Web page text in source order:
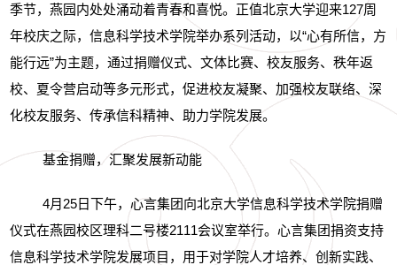
季节，燕园内处处涌动着青春和喜悦。正值北京大学迎来127周
年校庆之际，信息科学技术学院举办系列活动，以“心有所信，方
能行远”为主题，通过捐赠仪式、文体比赛、校友服务、秩年返
校、夏令营启动等多元形式，促进校友凝聚、加强校友联络、深
化校友服务、传承信科精神、助力学院发展。
基金捐赠，汇聚发展新动能
4月 25日下午，心言集团向北京大学信息科学技术学院捐赠
仪式在燕园校区理科二号楼2111会议室举行。心言集团捐资支持
信息科学技术学院发展项目，用于对学院人才培养、创新实践、